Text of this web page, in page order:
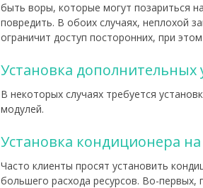
быть воры, которые могут позариться
повредить. В обоих случаях, неплохой
ограничит доступ посторонних, при
Установка дополнительных
В некоторых случаях требуется
модулей.
Установка кондиционера
Часто клиенты просят установить
большего расхода ресурсов. Во-первых,